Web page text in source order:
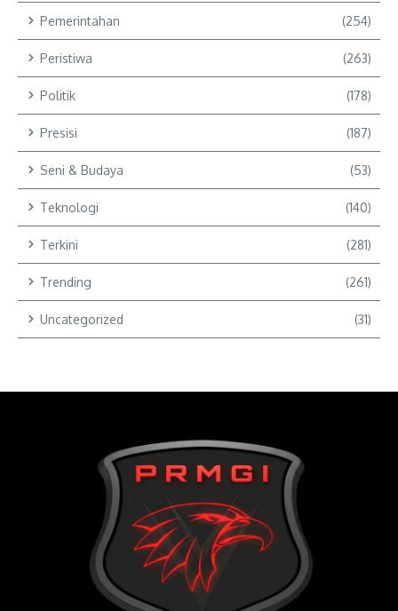
Pemerintahan (254)
Peristiwa (263)
Politik (178)
Presisi (187)
Seni & Budaya (53)
Teknologi (140)
Terkini (281)
Trending (261)
Uncategorized (31)